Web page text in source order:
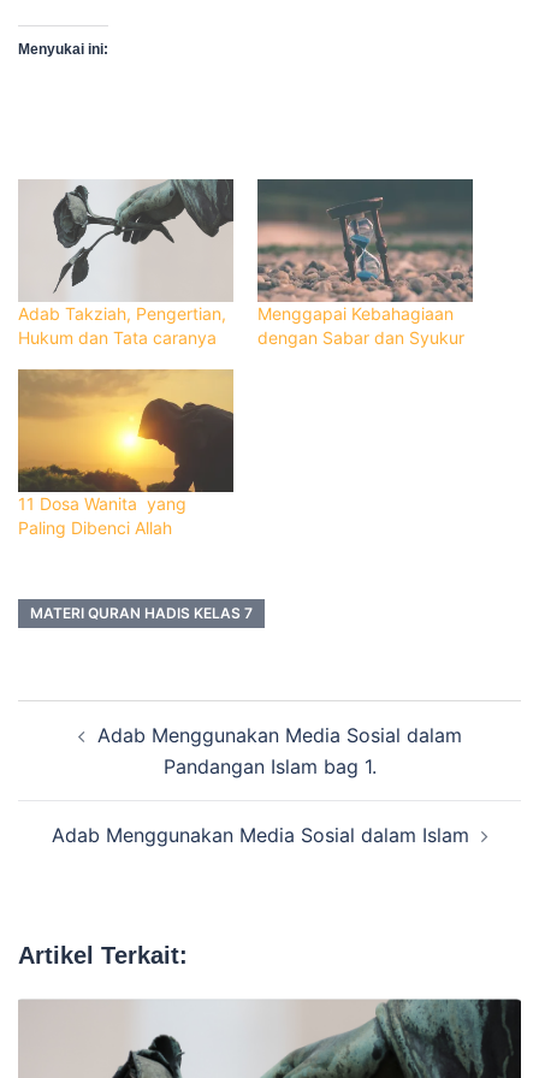
Menyukai ini:
Adab Takziah, Pengertian,
Hukum dan Tata caranya
Menggapai Kebahagiaan
dengan Sabar dan Syukur
11 Dosa Wanita yang
Paling Dibenci Allah
MATERI QURAN HADIS KELAS 7
TulisanAdab Menggunakan Media Sosial dalam
Pandangan Islam bag 1.
Adab Menggunakan Media Sosial dalam Islam
Artikel Terkait: